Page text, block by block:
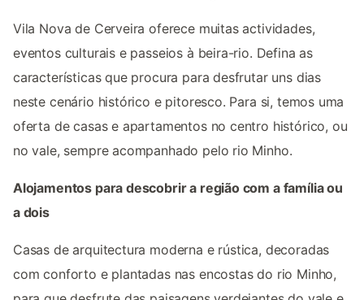
Vila Nova de Cerveira oferece muitas actividades,
eventos culturais e passeios à beira-rio. Defina as
características que procura para desfrutar uns dias
neste cenário histórico e pitoresco. Para si, temos uma
oferta de casas e apartamentos no centro histórico, ou
no vale, sempre acompanhado pelo rio Minho.
Alojamentos para descobrir a região com a família ou
a dois
Casas de arquitectura moderna e rústica, decoradas
com conforto e plantadas nas encostas do rio Minho,